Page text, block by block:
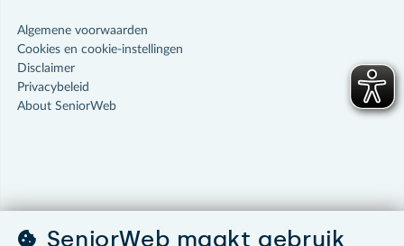
Algemene voorwaarden
Cookies en cookie-instellingen
Disclaimer
Privacybeleid
About SeniorWeb
SeniorWeb maakt gebruik